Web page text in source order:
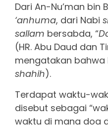
Dari An-Nu’man bin
‘anhuma, dari Nabi
sallam bersabda, “
(HR. Abu Daud dan
mengatakan bahwa
shahih).
Terdapat waktu-
disebut sebagai
waktu di mana doa